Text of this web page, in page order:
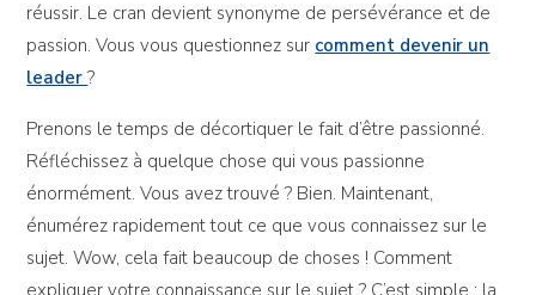
réussir. Le cran devient synonyme de persévérance et de
passion. Vous vous questionnez sur comment devenir un
leader?
Prenons le temps de décortiquer le fait d’être passionné.
Réfléchissez à quelque chose qui vous passionne
énormément. Vous avez trouvé ? Bien. Maintenant,
énumérez rapidement tout ce que vous connaissez sur le
sujet. Wow, cela fait beaucoup de choses ! Comment
expliquer votre connaissance sur le sujet ? C’est simple : la